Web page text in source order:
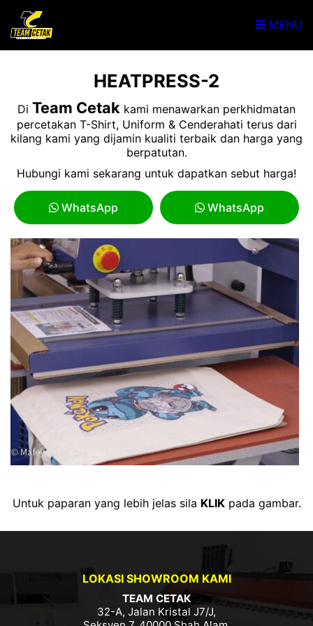
MENU
HEATPRESS-2
Di Team Cetak kami menawarkan perkhidmatan
percetakan T-Shirt, Uniform & Cenderahati terus dari
kilang kami yang dijamin kualiti terbaik dan harga yang
berpatutan.
Hubungi kami sekarang untuk dapatkan sebut harga!
WhatsApp WhatsApp
Untuk paparan yang lebih jelas sila KLIKpada gambar.
LOKASI SHOWROOM KAMI
TEAM CETAK
32-A, Jalan Kristal J7/J,